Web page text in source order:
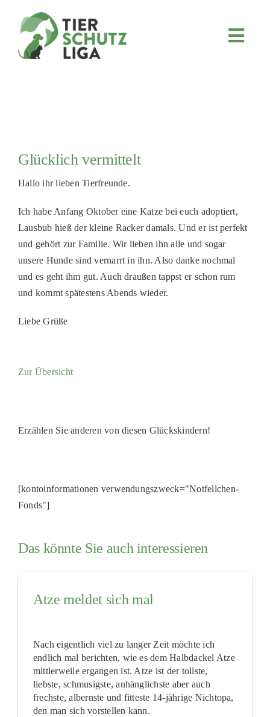
4KIDS
Glücklich vermittelt
Hallo ihr lieben Tierfreunde.
Ich habe Anfang Oktober eine Katze bei euch adoptiert,
Lausbub hieß der kleine Racker damals. Und er ist perfekt
und gehört zur Familie. Wir lieben ihn alle und sogar
unsere Hunde sind vernarrt in ihn. Also danke nochmal
und es geht ihm gut. Auch draußen tappst er schon rum
und kommt spätestens Abends wieder.
Liebe Grüße
Zur Übersicht
Erzählen Sie anderen von diesen Glückskindern!
[kontoinformationen verwendungszweck="Notfellchen-
Fonds"]
Das könnte Sie auch interessieren
Atze meldet sich mal
Nach eigentlich viel zu langer Zeit möchte ich
endlich mal berichten, wie es dem Halbdackel Atze
mittlerweile ergangen ist. Atze ist der tollste,
liebste, schmusigste, anhänglichste aber auch
frechste, albernste und fitteste 14-jährige Nichtopa,
den man sich vorstellen kann.